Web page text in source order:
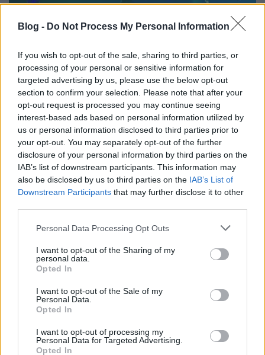
Blog - Do Not Process My Personal Information
If you wish to opt-out of the sale, sharing to third parties, or
processing of your personal or sensitive information for
targeted advertising by us, please use the below opt-out
section to confirm your selection. Please note that after your
opt-out request is processed you may continue seeing
interest-based ads based on personal information utilized by
us or personal information disclosed to third parties prior to
your opt-out. You may separately opt-out of the further
disclosure of your personal information by third parties on the
IAB’s list of downstream participants. This information may
also be disclosed by us to third parties on the IAB’s List of
Downstream Participants that may further disclose it to other
Please note that this website/app uses one or more Google
not limited to your visit or usage behaviour. You may click to
grant or deny consent to Google and its third-party tags to
use your data for below specified purposes in below Google
consent section.
Personal Data Processing Opt Outs
I want to opt-out of the Sharing of my
personal data.
Opted In
I want to opt-out of the Sale of my
Personal Data.
Opted In
I want to opt-out of processing my
Personal Data for Targeted Advertising.
Opted In
Szóval az írek a rendelkezésükre álló 60 perc alatt
felégették Rómát, minden birodalmat megdöntöttek,
a kettő között hóhérkodtak, behajóztunk…a
szemünket mindvégig A. A. Nemtheangán tartottuk,
akinek a jelenléte a legmarkánsabb volt aznap este –
ahogy az lenni szokott! Ő egy előadó és nagybetűs
metál-frontember, hatalmas karizmával! Jég- és
sárlavina öntött el, elszorult torokkal vergődtem a
kötél végén, tengerbe fúltam, farkaskodtam…
jönnek, főbandaként!
As Rome Burns (To The Nameless Dead); How It Ends
(s/t); To Hell or the Hangman (Exile Amongst the Ruins);
The Coffin Ships (The Gathering Wilderness); Victory has
1000 Fathers, defeat is an Orphan (How It Ends); Lain
with the Wolf (Redemption at the Puritan’s Hand);
Empire Falls (To The Nameless Dead)